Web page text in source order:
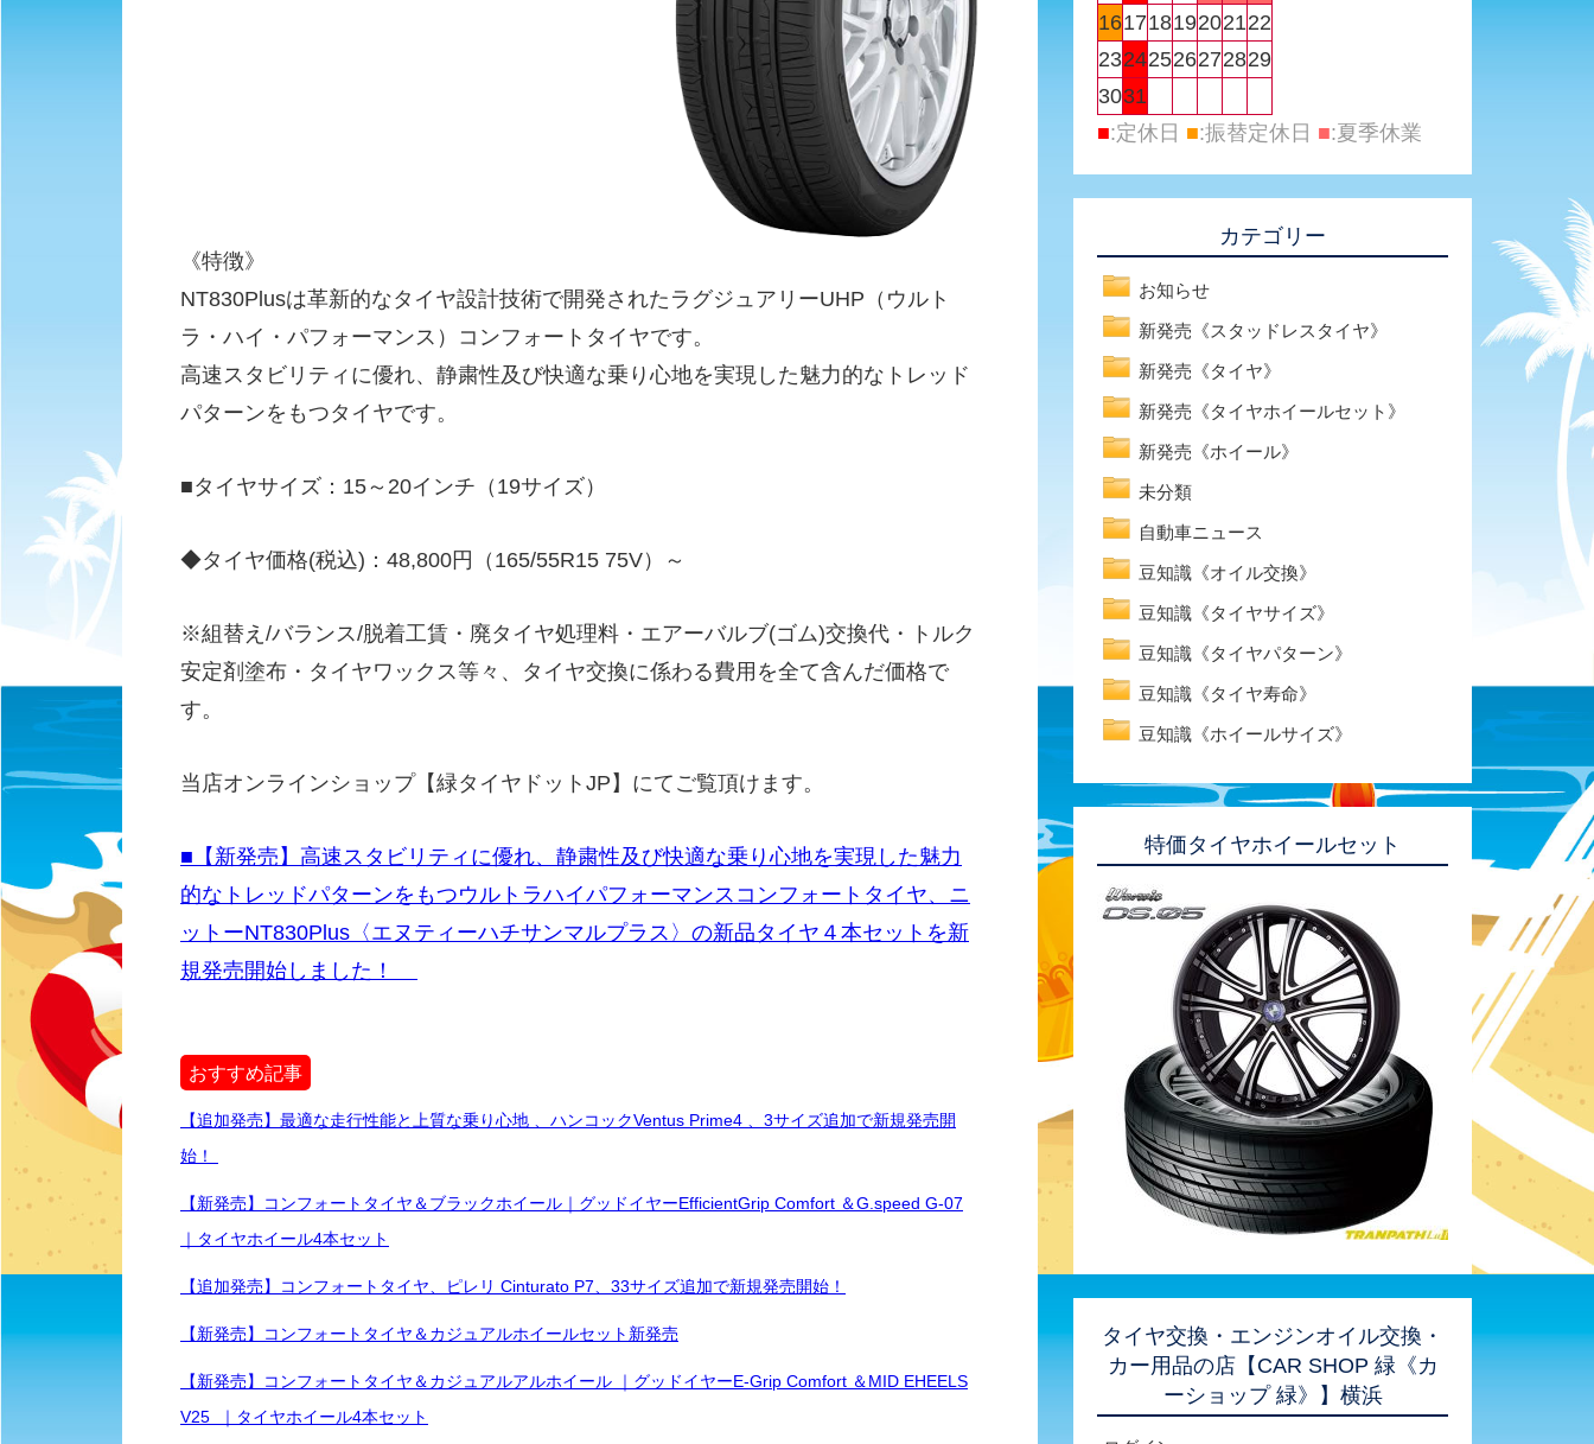
《特徴》
NT830Plusは革新的なタイヤ設計技術で開発されたラグジュアリーUHP（ウルト
ラ・ハイ・パフォーマンス）コンフォートタイヤです。
高速スタビリティに優れ、静粛性及び快適な乗り心地を実現した魅力的なトレッド
パターンをもつタイヤです。
■タイヤサイズ：15～20インチ（19サイズ）
◆タイヤ価格(税込)：48,800円（165/55R15 75V）～
※組替え/バランス/脱着工賃・廃タイヤ処理料・エアーバルブ(ゴム)交換代・トルク
安定剤塗布・タイヤワックス等々、タイヤ交換に係わる費用を全て含んだ価格で
す。
当店オンラインショップ【緑タイヤドットJP】にてご覧頂けます。
■【新発売】高速スタビリティに優れ、静粛性及び快適な乗り心地を実現した魅力
的なトレッドパターンをもつウルトラハイパフォーマンスコンフォートタイヤ、ニ
ットーNT830Plus〈エヌティーハチサンマルプラス〉の新品タイヤ４本セットを新
規発売開始しました！
おすすめ記事
【追加発売】最適な走行性能と上質な乗り心地 、ハンコックVentus Prime4 、3サイズ追加で新規発売開
始！
【新発売】コンフォートタイヤ＆ブラックホイール｜グッドイヤーEfficientGrip Comfort ＆G.speed G-07
｜タイヤホイール4本セット
【追加発売】コンフォートタイヤ、ピレリ Cinturato P7、33サイズ追加で新規発売開始！
【新発売】コンフォートタイヤ＆カジュアルホイールセット新発売
【新発売】コンフォートタイヤ＆カジュアルアルホイール ｜グッドイヤーE-Grip Comfort ＆MID EHEELS
V25 ｜タイヤホイール4本セット
16171819202122
23242526272829
3031
■:定休日 ■:振替定休日 ■:夏季休業
カテゴリー
お知らせ
新発売《スタッドレスタイヤ》
新発売《タイヤ》
新発売《タイヤホイールセット》
新発売《ホイール》
未分類
自動車ニュース
豆知識《オイル交換》
豆知識《タイヤサイズ》
豆知識《タイヤパターン》
豆知識《タイヤ寿命》
豆知識《ホイールサイズ》
特価タイヤホイールセット
タイヤ交換・エンジンオイル交換・
カー用品の店【CAR SHOP 緑《カ
ーショップ 緑》】横浜